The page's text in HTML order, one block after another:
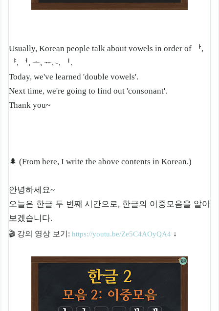
Usually, Korean people talk about vowels in order of ᅡ,
ᅣ, ᅥ, ᅩ, ᅲ, -, ᅵ.
Today, we've learned 'double vowels'.
Next time, we're going to find out 'consonant'.
Thank you~
🌲 (From here, I write the above contents in Korean.)
안녕하세요~
오늘은 한글 두 번째 시간으로, 한글의 이중모음을 알아
보겠습니다.
🎬 강의 영상 보기: https://youtu.be/Ze5C4AOyQA4 ↓